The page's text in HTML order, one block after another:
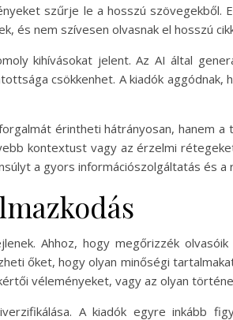
szűrje le a hosszú szövegekből.
és nem szívesen olvasnak el hosszú
kihívásokat jelent. Az AI által
csökkenhet. A kiadók
érintheti hátrányosan, hanem
kontextust vagy az érzelmi
a gyors információszolgáltatás és
Ahhoz, hogy megőrizzék
őket, hogy olyan minőségi
véleményeket, vagy az olyan
A kiadók egyre inkább